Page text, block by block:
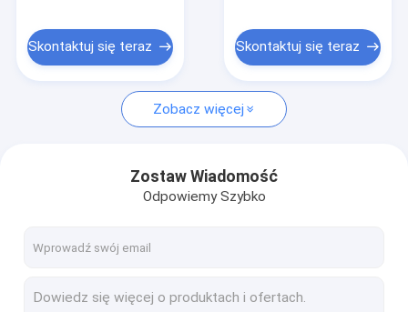
Spawacz impulsowy TIG MMA
Spawacz do użytku domowego
Części zamienne do palnika
Skontaktuj się teraz Skontaktuj się teraz
Zobacz więcej
Zostaw Wiadomość
Odpowiemy Szybko